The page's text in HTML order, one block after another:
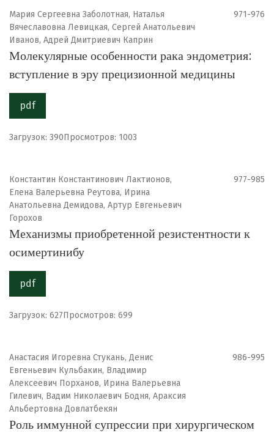
Мария Сергеевна Заболотная, Наталья
Вячеславовна Левицкая, Сергей Анатольевич
Иванов, Адрей Дмитриевич Каприн
971-976
Молекулярные особенности рака эндометрия:
вступление в эру прецизионной медицины
pdf
Загрузок: 390Просмотров: 1003
Константин Константинович Лактионов,
Елена Валерьевна Реутова, Ирина
Анатольевна Демидова, Артур Евгеньевич
Горохов
977-985
Механизмы приобретенной резистентности к
осимертинибу
pdf
Загрузок: 627Просмотров: 699
Анастасия Игоревна Стукань, Денис
Евгеньевич Кульбакин, Владимир
Алексеевич Порханов, Ирина Валерьевна
Гилевич, Вадим Николаевич Бодня, Араксия
Альбертовна Довлатбекян
986-995
Роль иммунной супрессии при хирургическом